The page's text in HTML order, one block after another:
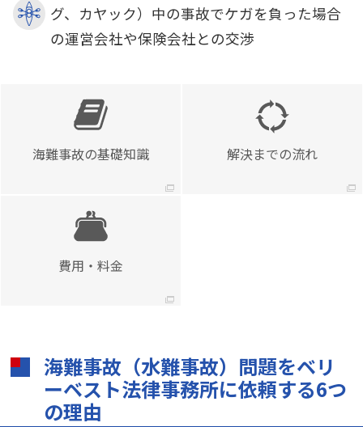
グ、カヤック）中の事故でケガを負った場合
の運営会社や保険会社との交渉
海難事故の基礎知識 解決までの流れ
費用・料金
海難事故（水難事故）問題をベリ
ーベスト法律事務所に依頼する6つ
の理由